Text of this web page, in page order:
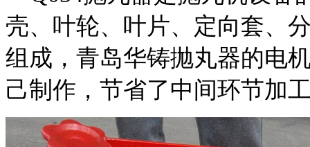
壳、叶轮、叶片、定向套、
组成，青岛华铸抛丸器的电
己制作，节省了中间环节加